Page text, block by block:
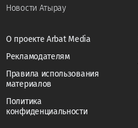
Новости Атырау
О проекте Arbat Media
Рекламодателям
Правила использования
материалов
Политика
конфиденциальности